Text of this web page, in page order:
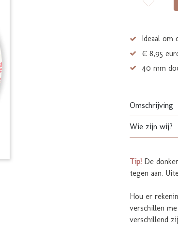
Ideaal om
€ 8,95
40 mm
Omschrijving
Wie zijn wij?
Tip! De
tegen aan.
Hou er
verschillen
verschillend